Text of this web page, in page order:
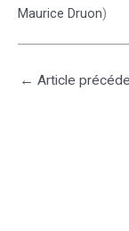
Maurice Druon)
← Article